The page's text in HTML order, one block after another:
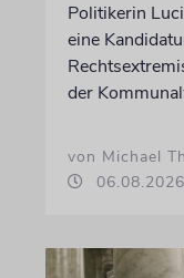
Politikerin
eine
der
von Michael
06.08.2026